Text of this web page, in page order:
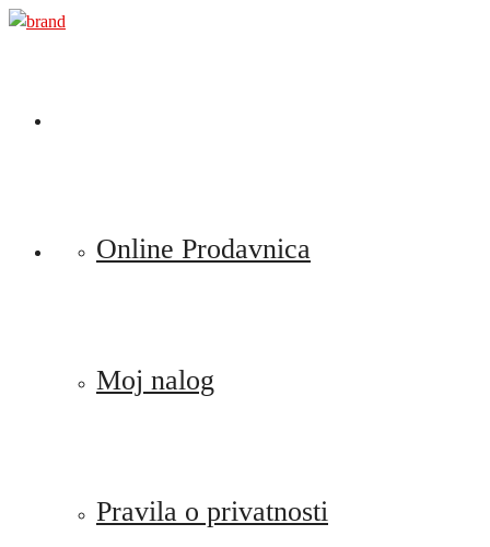
Preskoči
Online Prodavnica
Moj nalog
Pravila o privatnosti